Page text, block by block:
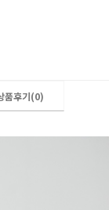
품후기(0)